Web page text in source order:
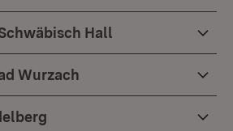
Hall
Wurzach